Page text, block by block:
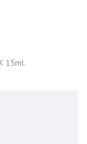
15ml.